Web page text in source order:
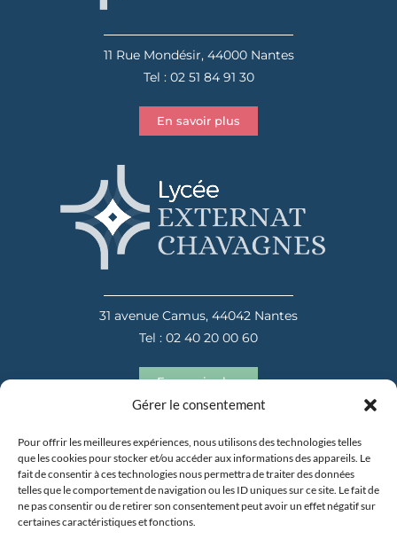
Gérer le consentement
Pour offrir les meilleures expériences, nous utilisons des technologies telles
que les cookies pour stocker et/ou accéder aux informations des appareils. Le
fait de consentir à ces technologies nous permettra de traiter des données
telles que le comportement de navigation ou les ID uniques sur ce site. Le fait de
ne pas consentir ou de retirer son consentement peut avoir un effet négatif sur
certaines caractéristiques et fonctions.
11 Rue Mondésir, 44000 Nantes
Tel : 02 51 84 91 30
En savoir plus
31 avenue Camus, 44042 Nantes
Tel : 02 40 20 00 60
En savoir plus